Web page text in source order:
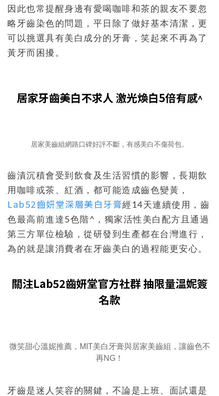
因此也常提醒身邊有愛喝咖啡和茶的親友不要忽
略牙齒染色的問題，平日除了做好基本清潔，更
可以挑選具有美白成分的牙膏，笑起來不再為了
黃牙而困擾。
居家牙齒美白不求人 激光煥白5倍有感^
居家美齒組網路口碑好評不斷，有感美白不傷荷包。
齒漬沉積會受到飲食及生活習慣的影響，長期飲
用咖啡或茶、紅酒，都可能造成齒色變黃，
Lab52齒妍堂深層美白牙膏經14天連續使用，齒
色最高前進達5色階^，獨家活性美白配方且通過
第三方單位檢驗，從研發到生產都在台灣進行，
為的就是讓消費者在牙齒美白的過程能更安心。
關注Lab52齒妍堂官方社群 抽限量溫妮簽
名款
微笑甜心溫妮推薦，MIT美白牙膏與居家美齒組，讓齒色不
再NG！
牙齒是迷人笑容的關鍵，不論是上班、面試還是